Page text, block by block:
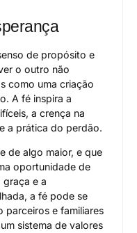
de propósito e
o outro não
como uma criação
A fé inspira a
a crença na
a prática do perdão.
de algo maior, e que
oportunidade de
graça e a
a fé pode se
parceiros e familiares
sistema de valores